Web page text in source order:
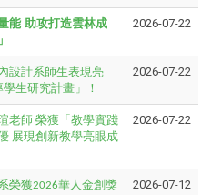
能 助攻打造雲林成
2026-07-22
設計系師生表現亮
生研究計畫」！
2026-07-22
老師 榮獲「教學實踐
展現創新教學亮眼成
2026-07-22
榮獲2026華人金創獎
2026-07-12